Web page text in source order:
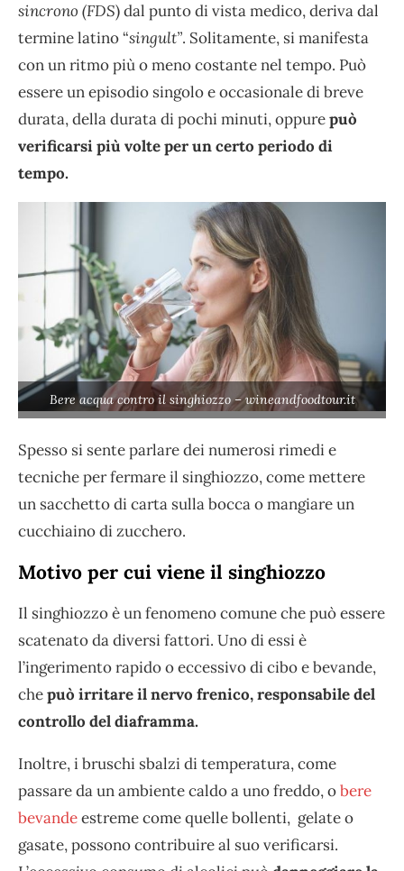
sincrono (FDS) dal punto di vista medico, deriva dal
termine latino “singult”. Solitamente, si manifesta
con un ritmo più o meno costante nel tempo. Può
essere un episodio singolo e occasionale di breve
durata, della durata di pochi minuti, oppurepuò
verificarsi più volte per un certo periodo di
tempo.
Bere acqua contro il singhiozzo – wineandfoodtour.it
Spesso si sente parlare dei numerosi rimedi e
tecniche per fermare il singhiozzo, come mettere
un sacchetto di carta sulla bocca o mangiare un
cucchiaino di zucchero.
Motivo per cui viene il singhiozzo
Il singhiozzo è un fenomeno comune che può essere
scatenato da diversi fattori. Uno di essi è
l’ingerimento rapido o eccessivo di cibo e bevande,
chepuò irritare il nervo frenico,responsabile del
controllo del diaframma.
Inoltre, i bruschi sbalzi di temperatura, come
passare da un ambiente caldo a uno freddo, obere
bevandeestreme come quelle bollenti, gelate o
gasate, possono contribuire al suo verificarsi.